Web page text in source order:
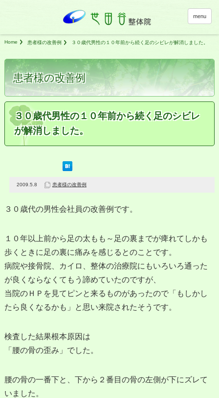
menu
Home 患者様の改善例 ３０歳代男性の１０年前から続く足のシビレが解消しました。
患者様の改善例
３０歳代男性の１０年前から続く足のシビレ
が解消しました。
2009.5.8 患者様の改善例
３０歳代の男性会社員の改善例です。
１０年以上前から足の太もも～足の裏までが痺れてしかも
歩くときに足の裏に痛みを感じるとのことです。
病院や接骨院、カイロ、整体の治療院にもいろいろ通った
が良くならなくてもう諦めていたのですが、
当院のＨＰを見てピンと来るものがあったので「もしかし
たら良くなるかも」と思い来院されたそうです。
検査した結果根本原因は
「腰の骨の歪み」でした。
腰の骨の一番下と、下から２番目の骨の左側が下にズレて
いました。